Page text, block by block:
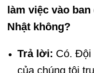
làm việc vào
Nhật không?
Trả lời: Có. Đội
của chúng tôi